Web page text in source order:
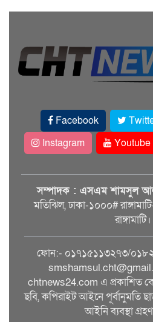
Facebook
Instagram
Youtube
সম্পাদক : এসএম শামসুল
মতিঝিল, ঢাকা-১০০০#
রাঙ্গামাটি।
ফোন:- ০১৭১৫১১৩২৭৩/
chtnews24.com এ প্রকাশিত
ছবি, কপিরাইট আইনে পূর্বানুমতি
আইনি ব্যবস্থা